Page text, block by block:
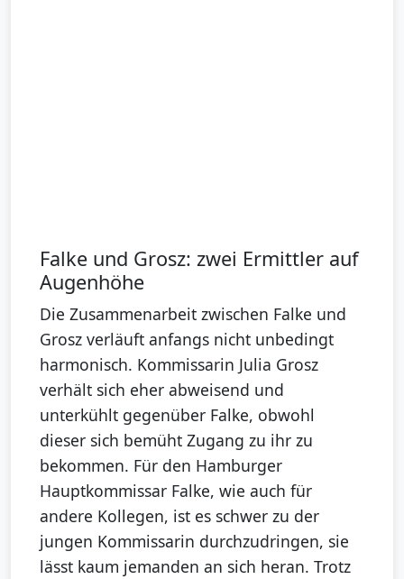
Falke und Grosz: zwei Ermittler auf
Augenhöhe
Die Zusammenarbeit zwischen Falke und
Grosz verläuft anfangs nicht unbedingt
harmonisch. Kommissarin Julia Grosz
verhält sich eher abweisend und
unterkühlt gegenüber Falke, obwohl
dieser sich bemüht Zugang zu ihr zu
bekommen. Für den Hamburger
Hauptkommissar Falke, wie auch für
andere Kollegen, ist es schwer zu der
jungen Kommissarin durchzudringen, sie
lässt kaum jemanden an sich heran. Trotz